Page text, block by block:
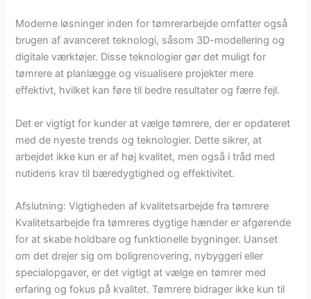
Moderne løsninger inden for tømrerarbejde omfatter også
brugen af avanceret teknologi, såsom 3D-modellering og
digitale værktøjer. Disse teknologier gør det muligt for
tømrere at planlægge og visualisere projekter mere
effektivt, hvilket kan føre til bedre resultater og færre fejl.
Det er vigtigt for kunder at vælge tømrere, der er opdateret
med de nyeste trends og teknologier. Dette sikrer, at
arbejdet ikke kun er af høj kvalitet, men også i tråd med
nutidens krav til bæredygtighed og effektivitet.
Afslutning: Vigtigheden af kvalitetsarbejde fra tømrere
Kvalitetsarbejde fra tømreres dygtige hænder er afgørende
for at skabe holdbare og funktionelle bygninger. Uanset
om det drejer sig om boligrenovering, nybyggeri eller
specialopgaver, er det vigtigt at vælge en tømrer med
erfaring og fokus på kvalitet. Tømrere bidrager ikke kun til